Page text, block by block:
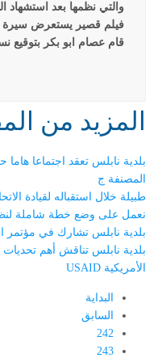
والتي نظمها بعد
فيلم قصير يستعرض سيرة
قام عصام ابو بكر بتوقيع
المزيد من
بلدية نابلس تعقد اجتماعا
المصنفة ج
طبيلة خلال استقباله لقيادة
نعمل على وضع خطة شاملة
بلدية نابلس تشارك في مؤتمر
بلدية نابلس تناقش أهم
الأمريكية USAID
البداية
السابق
242
243